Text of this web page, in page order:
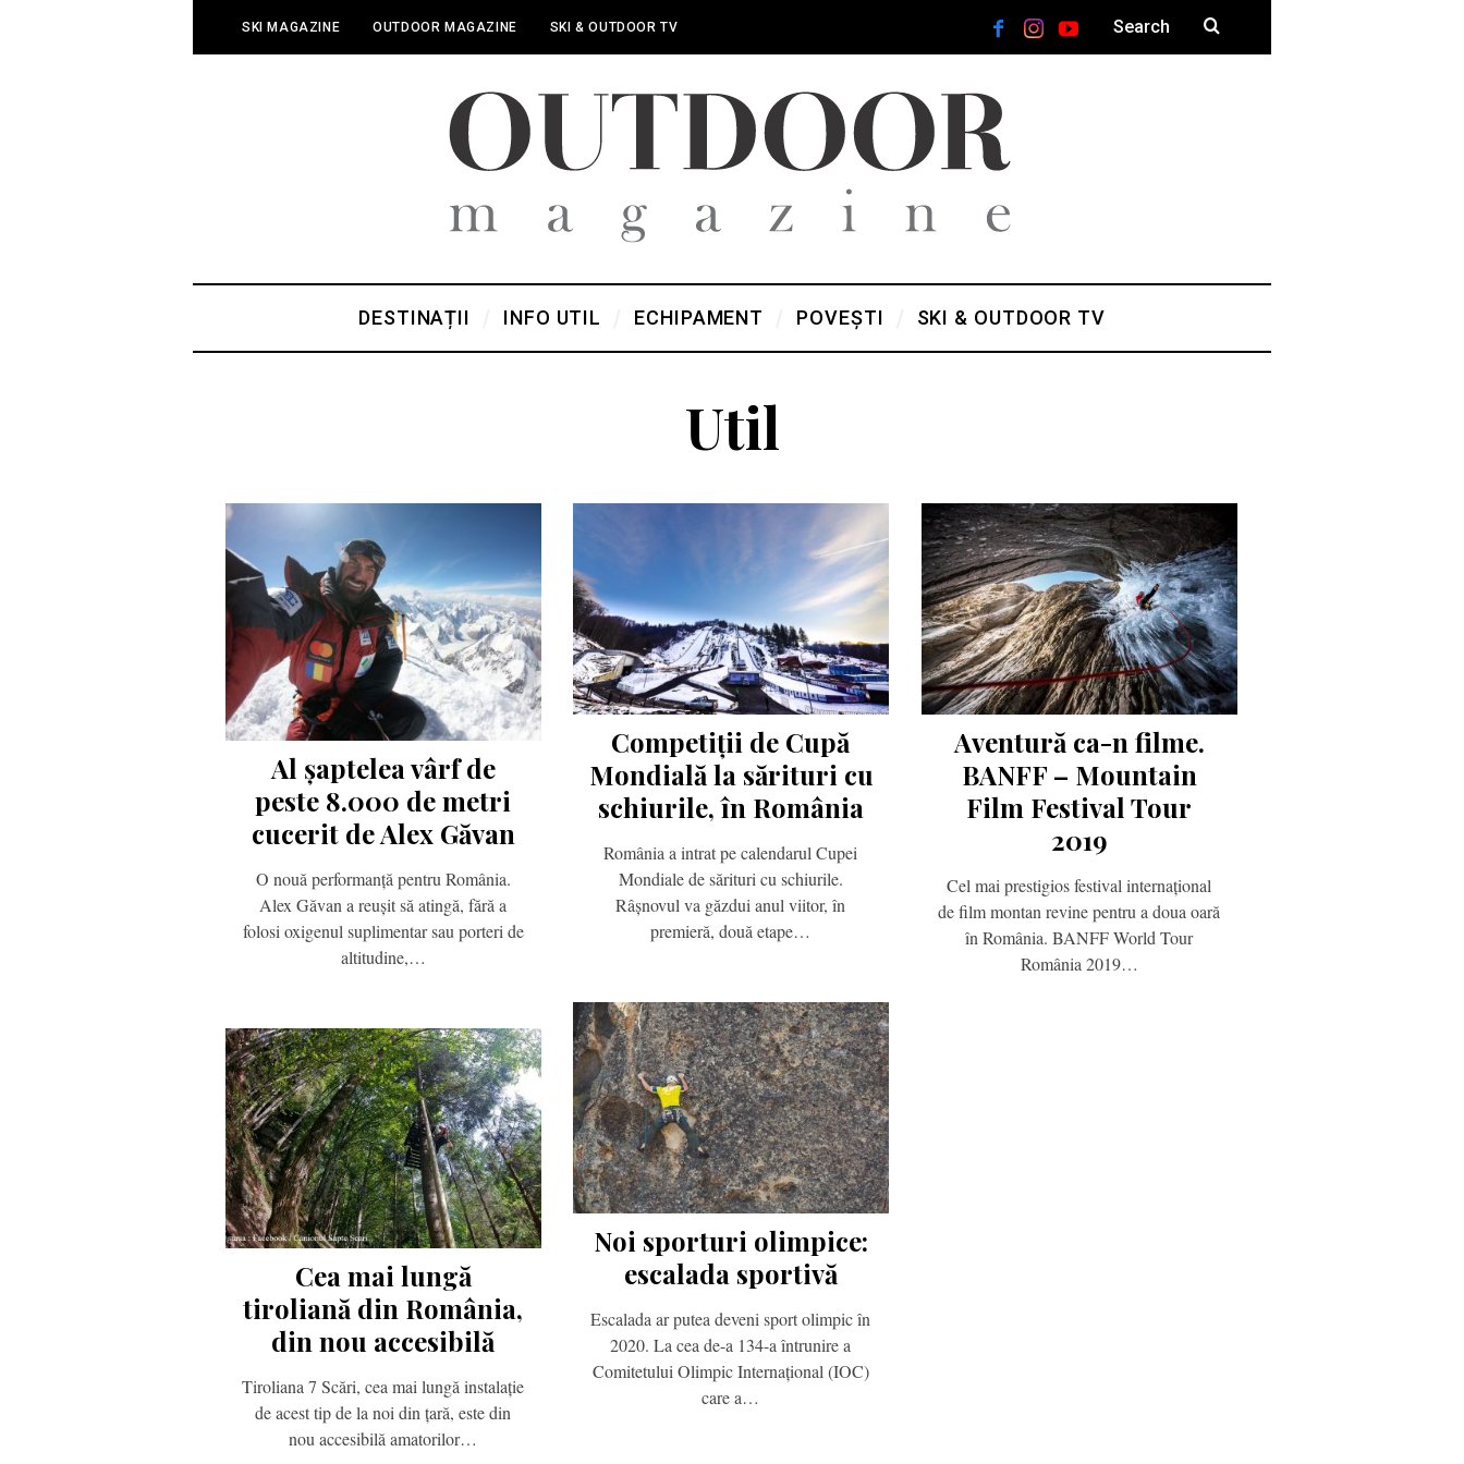
SKI MAGAZINE OUTDOOR MAGAZINE SKI & OUTDOOR TV
DESTINAȚII INFO UTIL ECHIPAMENT POVEȘTI SKI & OUTDOOR TV
Util
Al șaptelea vârf de
peste 8.000 de metri
cucerit de Alex Găvan
O nouă performanță pentru România.
Alex Găvan a reușit să atingă, fără a
folosi oxigenul suplimentar sau porteri de
altitudine,…
Competiții de Cupă
Mondială la sărituri cu
schiurile, în România
România a intrat pe calendarul Cupei
Mondiale de sărituri cu schiurile.
Râșnovul va găzdui anul viitor, în
premieră, două etape…
Aventură ca-n filme.
BANFF – Mountain
Film Festival Tour
2019
Cel mai prestigios festival internațional
de film montan revine pentru a doua oară
în România. BANFF World Tour
România 2019…
Noi sporturi olimpice:
escalada sportivă
Escalada ar putea deveni sport olimpic în
2020. La cea de-a 134-a întrunire a
Comitetului Olimpic Internațional (IOC)
care a…
Cea mai lungă
tiroliană din România,
din nou accesibilă
Tiroliana 7 Scări, cea mai lungă instalație
de acest tip de la noi din țară, este din
nou accesibilă amatorilor…